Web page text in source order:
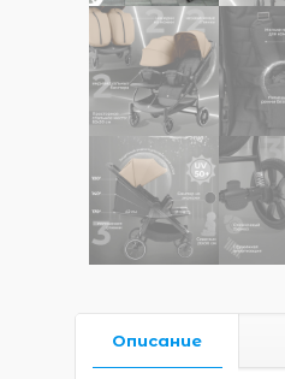
Описание